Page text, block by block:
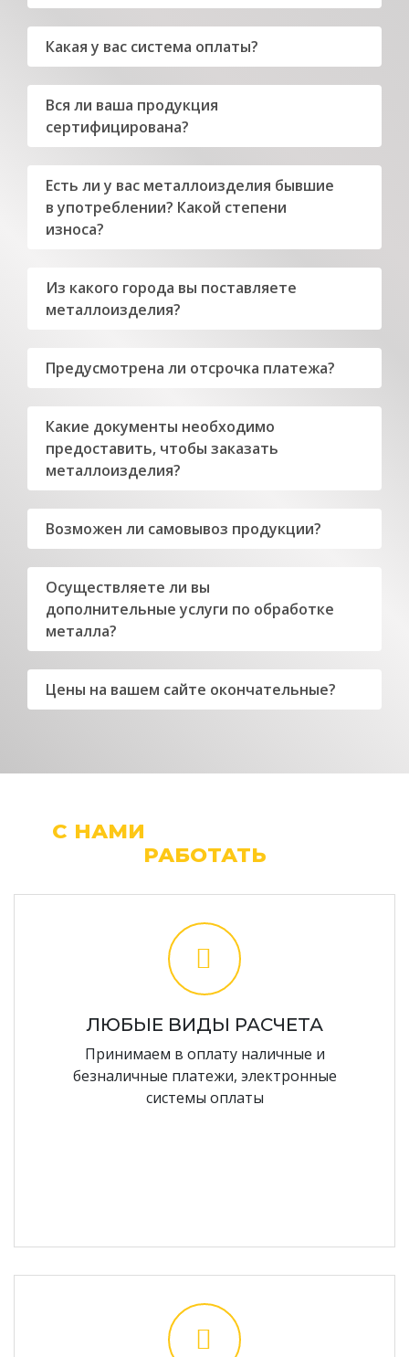
Какая у вас система оплаты?
Вся ли ваша продукция
сертифицирована?
Есть ли у вас металлоизделия бывшие
в употреблении? Какой степени
износа?
Из какого города вы поставляете
металлоизделия?
Предусмотрена ли отсрочка платежа?
Какие документы необходимо
предоставить, чтобы заказать
металлоизделия?
Возможен ли самовывоз продукции?
Осуществляете ли вы
дополнительные услуги по обработке
металла?
Цены на вашем сайте окончательные?
С НАМИ
РАБОТАТЬ
ЛЮБЫЕ ВИДЫ РАСЧЕТА
Принимаем в оплату наличные и
безналичные платежи, электронные
системы оплаты